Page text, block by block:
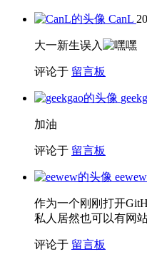
CanL
大一新生误入
评论于 留言板
加油
评论于 留言板
eewew
作为一个刚刚打开
私人居然也可以有网
评论于 留言板